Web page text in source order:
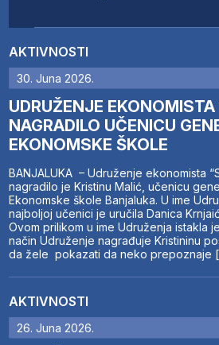
AKTIVNOSTI
30. Juna 2026.
UDRUŽENJE
NAGRADILO UČENICU
EKONOMSKE ŠKOLE
BANJALUKA – Udruženje ekonomista
nagradilo je Kristinu Malić, učenicu
Ekonomske škole Banjaluka. U ime
najboljoj učenici je uručila Danica
Ovom prilikom u ime Udruženja istakla
način Udruženje nagrađuje Kristininu
da žele pokazati da neko prepoznaje
AKTIVNOSTI
26. Juna 2026.